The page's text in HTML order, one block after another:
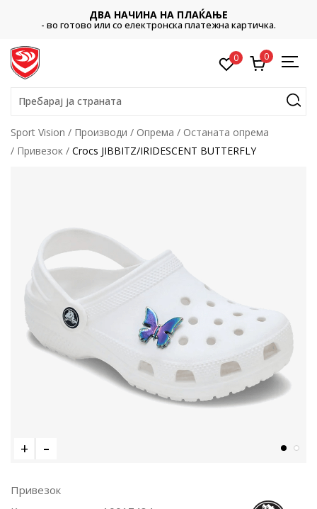
ДВА НАЧИНА НА ПЛАЌАЊЕ
- во готово или со електронска платежна картичка.
0 0
Пребарај ја страната
Sport Vision Производи Опрема
Останата опрема
Привезок
Crocs JIBBITZ/IRIDESCENT BUTTERFLY
Привезок